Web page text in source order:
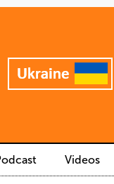
Videos